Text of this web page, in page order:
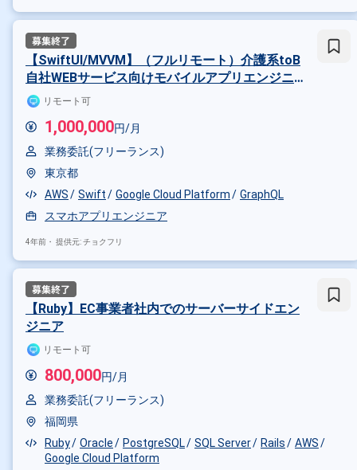
【SwiftUI/MVVM】（フルリモート）介護系toB
自社WEBサービス向けモバイルアプリエンジニ
ア（Combine/MVVM理解とAPI通信アプリの開
発経験者）
リモート可
1,000,000円/月
業務委託(フリーランス)
東京都
AWS
Swift Google Cloud Platform
GraphQL
スマホアプリエンジニア
4年前・ 提供元: チョクフリ
【Ruby】EC事業者社内でのサーバーサイドエン
ジニア
リモート可
800,000円/月
業務委託(フリーランス)
福岡県
Ruby
Oracle PostgreSQL SQL Server Rails
AWS
Google Cloud Platform
職種で絞り込む
PostgreSQL × インフラエンジニア
特徴で絞り込む
サーバーサイドエンジニア バ